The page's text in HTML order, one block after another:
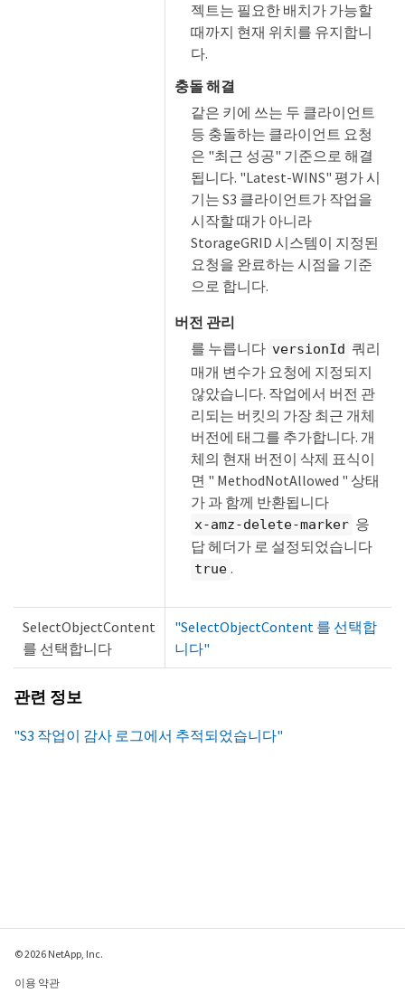
젝트는 필요한 배치가 가능할
때까지 현재 위치를 유지합니
다.
충돌 해결
같은 키에 쓰는 두 클라이언트
등 충돌하는 클라이언트 요청
은 "최근 성공" 기준으로 해결
됩니다. "Latest-WINS" 평가 시
기는 S3 클라이언트가 작업을
시작할 때가 아니라
StorageGRID 시스템이 지정된
요청을 완료하는 시점을 기준
으로 합니다.
버전 관리
를 누릅니다 versionId 쿼리
매개 변수가 요청에 지정되지
않았습니다. 작업에서 버전 관
리되는 버킷의 가장 최근 개체
버전에 태그를 추가합니다. 개
체의 현재 버전이 삭제 표식이
면 " MethodNotAllowed " 상태
가 과 함께 반환됩니다
x-amz-delete-marker 응
답 헤더가 로 설정되었습니다
true .
SelectObjectContent
를 선택합니다
"SelectObjectContent 를 선택합
니다"
관련 정보
"S3 작업이 감사 로그에서 추적되었습니다"
© 2026 NetApp, Inc.
이용 약관